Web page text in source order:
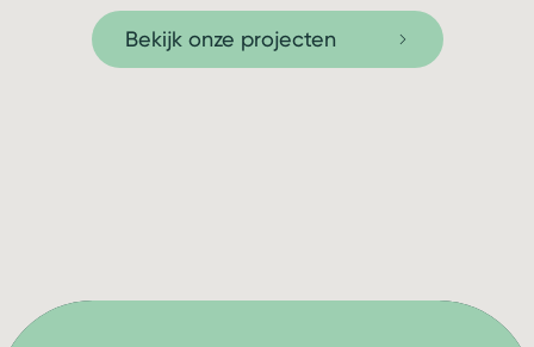
Bekijk onze projecten